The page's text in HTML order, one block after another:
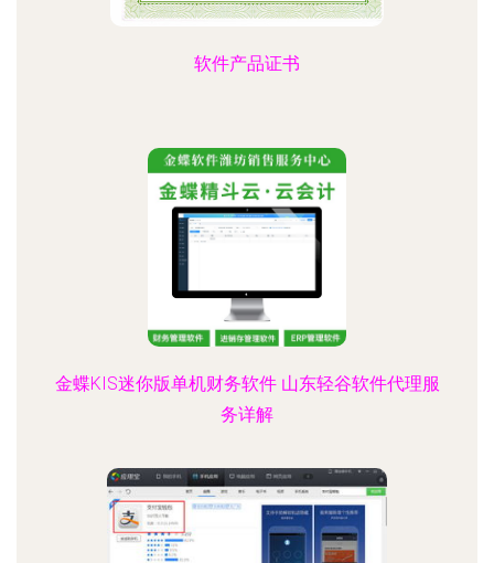
软件产品证书
金蝶KIS迷你版单机财务软件 山东轻谷软件代理服
务详解